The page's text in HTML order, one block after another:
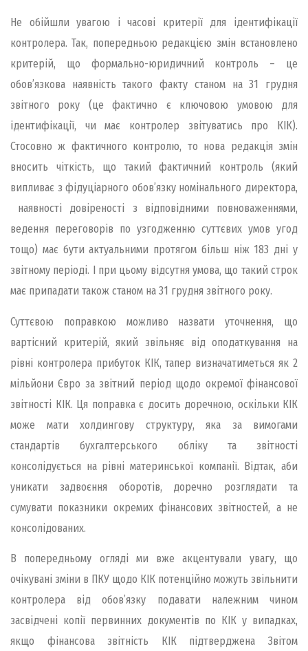
Не обійшли увагою і часові критерії для ідентифікації
контролера. Так, попередньою редакцією змін встановлено
критерій, що формально-юридичний контроль – це
обов’язкова наявність такого факту станом на 31 грудня
звітного року (це фактично є ключовою умовою для
ідентифікації, чи має контролер звітуватись про КІК).
Стосовно ж фактичного контролю, то нова редакція змін
вносить чіткість, що такий фактичний контроль (який
випливає з фідуціарного обов’язку номінального директора,
наявності довіреності з відповідними повноваженнями,
ведення переговорів по узгодженню суттєвих умов угод
тощо) має бути актуальними протягом більш ніж 183 дні у
звітному періоді. І при цьому відсутня умова, що такий строк
має припадати також станом на 31 грудня звітного року.
Суттєвою поправкою можливо назвати уточнення, що
вартісний критерій, який звільняє від оподаткування на
рівні контролера прибуток КІК, тапер визначатиметься як 2
мільйони Євро за звітний період щодо окремої фінансової
звітності КІК. Ця поправка є досить доречною, оскільки КІК
може мати холдингову структуру, яка за вимогами
стандартів бухгалтерського обліку та звітності
консолідується на рівні материнської компанії. Відтак, аби
уникати задвоєння оборотів, доречно розглядати та
сумувати показники окремих фінансових звітностей, а не
консолідованих.
В попередньому огляді ми вже акцентували увагу, що
очікувані зміни в ПКУ щодо КІК потенційно можуть звільнити
контролера від обов’язку подавати належним чином
засвідчені копії первинних документів по КІК у випадках,
якщо фінансова звітність КІК підтверджена Звітом